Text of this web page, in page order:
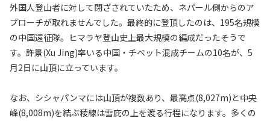
外国人登山者に対して閉ざされていたため、ネパール側からのア
プローチが取れませんでした。最終的に登頂したのは、195名規模
の中国遠征隊。ヒマラヤ登山史上最大規模の編成だったそうで
す。許景(Xu Jing)率いる中国・チベット混成チームの10名が、5
月2日に山頂に立っています。
なお、シシャパンマには山頂が複数あり、最高点(8,027m)と中央
峰(8,008m)を結ぶ稜線は雪庇の上を渡る行程になります。多くの